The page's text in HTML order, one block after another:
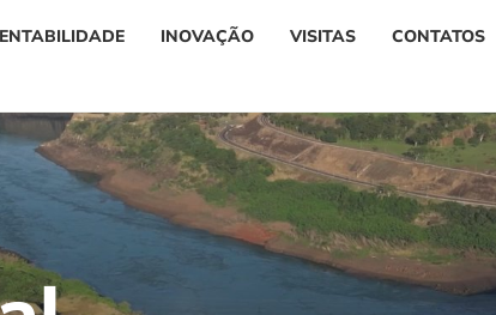
INOVAÇÃO VISITAS CONTATOS